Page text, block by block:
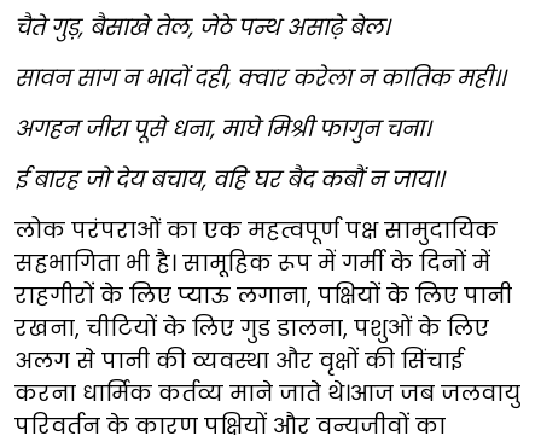
चैते गुड़, बैसाखे तेल, जेठे पन्थ असाढ़े बेल।‌
सावन साग न भादों दही, क्वार करेला न कातिक मही।।
अगहन जीरा पूसे धना, माघे मिश्री फागुन चना।
ई बारह जो देय बचाय, वहि घर बैद कबौं न जाय।।
लोक परंपराओं का एक महत्वपूर्ण पक्ष सामुदायिक
सहभागिता भी है। सामूहिक रूप में गर्मी के दिनों में
राहगीरों के लिए प्याऊ लगाना, पक्षियों के लिए पानी
रखना, चीटियों के लिए गुड डालना, पशुओं के लिए
अलग से पानी की व्यवस्था और वृक्षों की सिंचाई
करना धार्मिक कर्तव्य माने जाते थे।आज जब जलवायु
परिवर्तन के कारण पक्षियों और वन्यजीवों का